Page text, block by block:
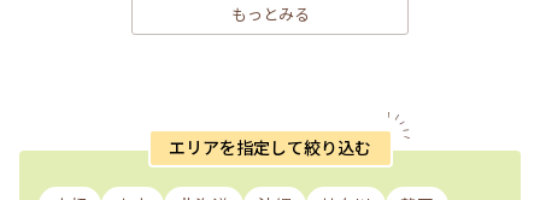
もっとみる
エリアを指定して絞り込む